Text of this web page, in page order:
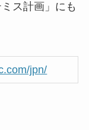
ス計画」にも
jpn/